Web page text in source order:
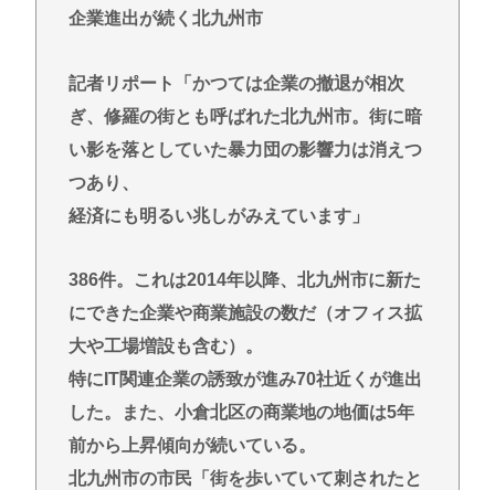
企業進出が続く北九州市
記者リポート「かつては企業の撤退が相次
ぎ、修羅の街とも呼ばれた北九州市。街に暗
い影を落としていた暴力団の影響力は消えつ
つあり、
経済にも明るい兆しがみえています」
386件。これは2014年以降、北九州市に新た
にできた企業や商業施設の数だ（オフィス拡
大や工場増設も含む）。
特にIT関連企業の誘致が進み70社近くが進出
した。また、小倉北区の商業地の地価は5年
前から上昇傾向が続いている。
北九州市の市民「街を歩いていて刺されたと